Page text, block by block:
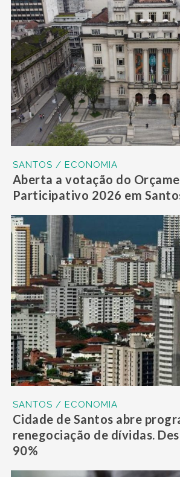
SANTOS / ECONOMIA
Aberta a votação do
Participativo 2026 em
SANTOS / ECONOMIA
Cidade de Santos abre
renegociação de dívidas.
90%